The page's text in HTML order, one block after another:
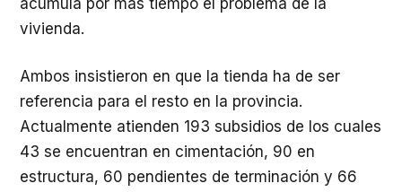
vivienda.
Ambos insistieron en que la tienda ha de ser
referencia para el resto en la provincia.
Actualmente atienden 193 subsidios de los cuales
43 se encuentran en cimentación, 90 en
estructura, 60 pendientes de terminación y 66